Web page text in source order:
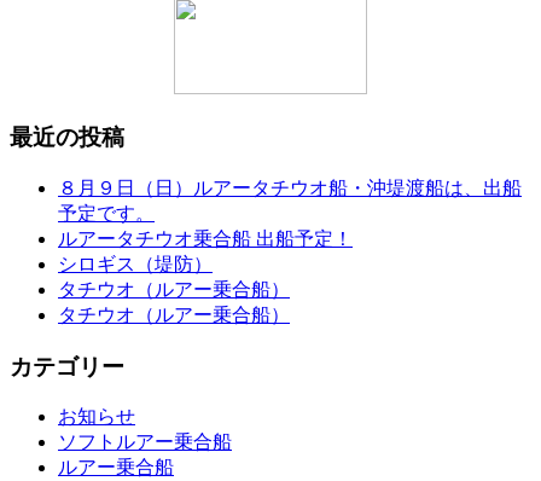
最近の投稿
８月９日（日）ルアータチウオ船・沖堤渡船は、出船
予定です。
ルアータチウオ乗合船 出船予定！
シロギス（堤防）
タチウオ（ルアー乗合船）
タチウオ（ルアー乗合船）
カテゴリー
お知らせ
ソフトルアー乗合船
ルアー乗合船